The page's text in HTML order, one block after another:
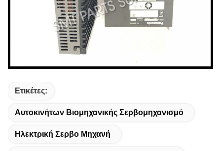
Ετικέτες:
Αυτοκινήτων Βιομηχανικής Σερβομηχανισμό
Ηλεκτρική Σερβο Μηχανή